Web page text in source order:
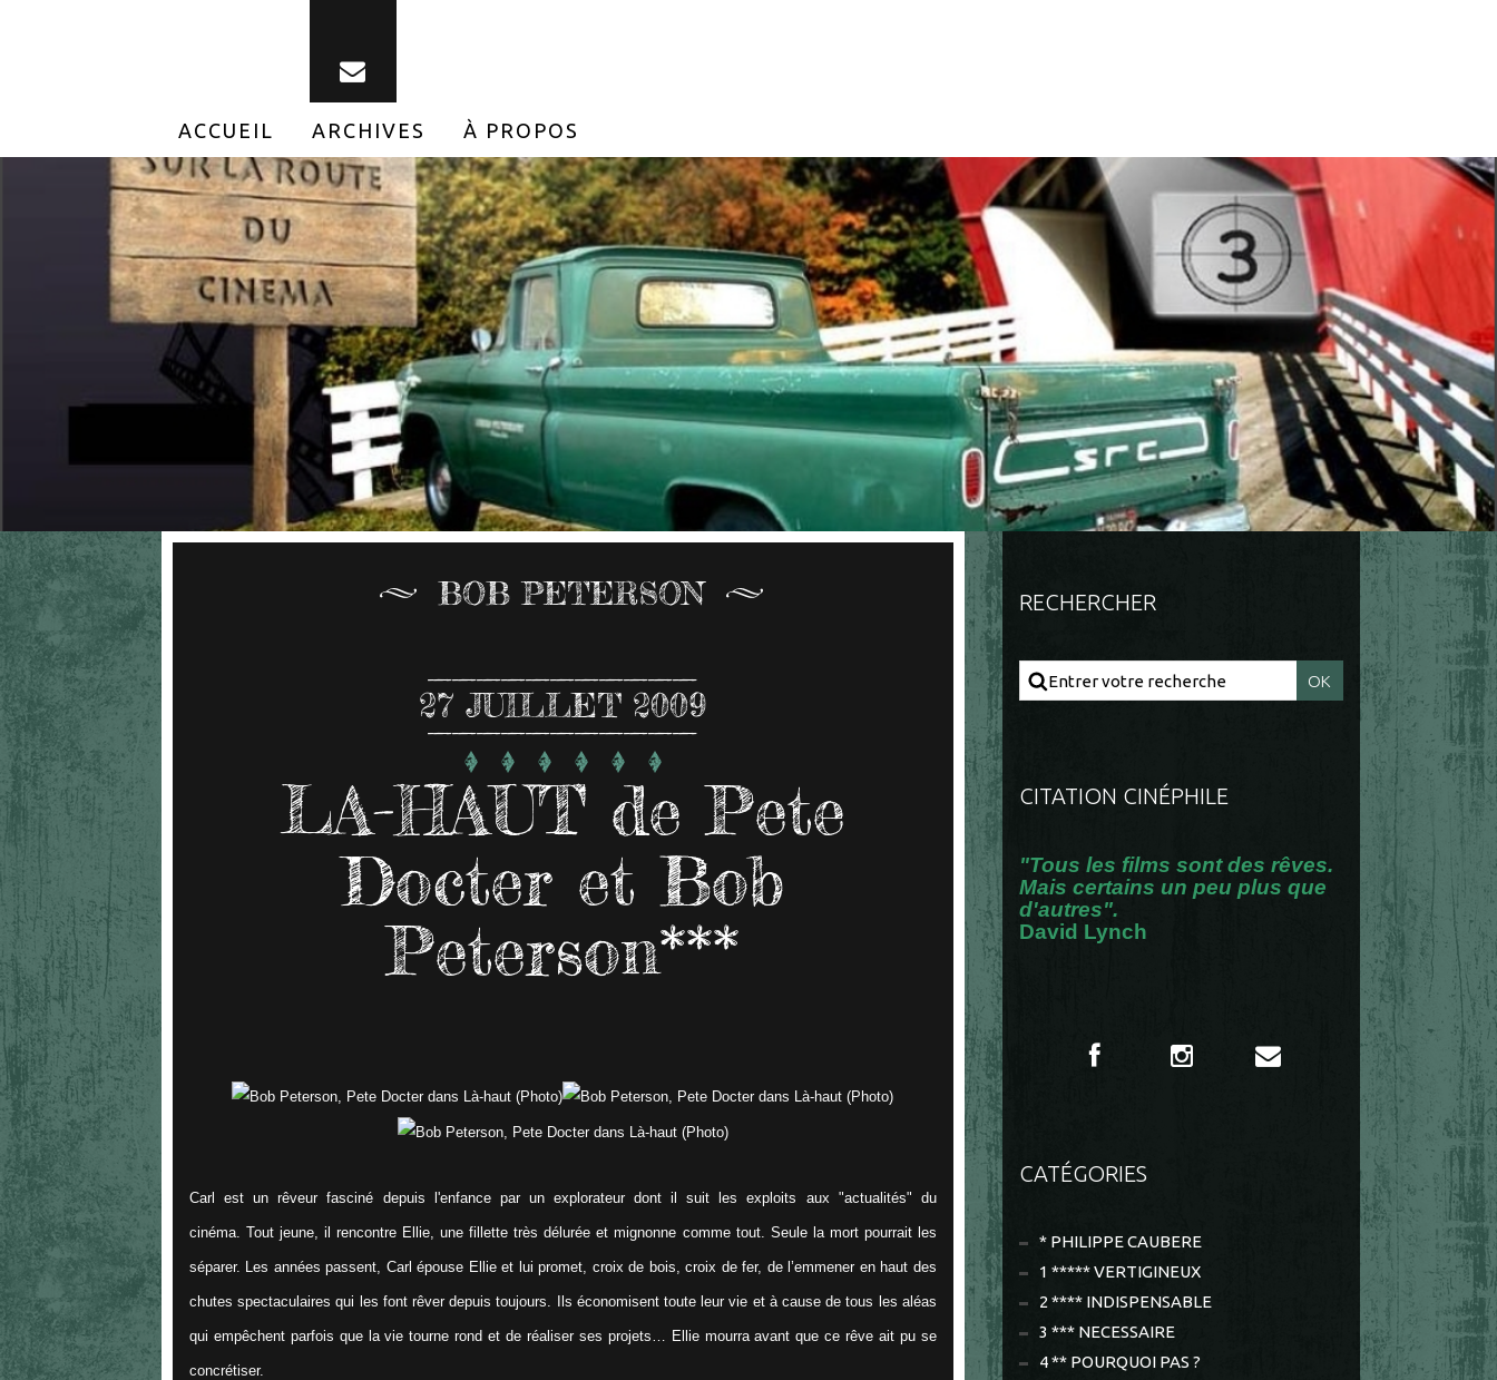
ACCUEIL ARCHIVES À PROPOS
BOB PETERSON
27 JUILLET 2009
LA-HAUT de Pete
Docter et Bob
Peterson***
Carl est un rêveur fasciné depuis l'enfance par un explorateur dont il suit les exploits aux "actualités" du
cinéma. Tout jeune, il rencontre Ellie, une fillette très délurée et mignonne comme tout. Seule la mort pourrait les
séparer. Les années passent, Carl épouse Ellie et lui promet, croix de bois, croix de fer, de l’emmener en haut des
chutes spectaculaires qui les font rêver depuis toujours. Ils économisent toute leur vie et à cause de tous les aléas
qui empêchent parfois que la vie tourne rond et de réaliser ses projets… Ellie mourra avant que ce rêve ait pu se
concrétiser.
RECHERCHER
CITATION CINÉPHILE
"Tous les films sont des rêves.
Mais certains un peu plus que
d'autres".
David Lynch
CATÉGORIES
* PHILIPPE CAUBERE
1 ***** VERTIGINEUX
2 **** INDISPENSABLE
3 *** NECESSAIRE
4 ** POURQUOI PAS ?